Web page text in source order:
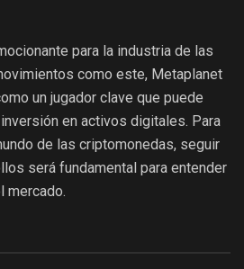
para la industria de las
como este, Metaplanet
un jugador clave que puede
en activos digitales. Para
de las criptomonedas, seguir
será fundamental para entender
mercado.